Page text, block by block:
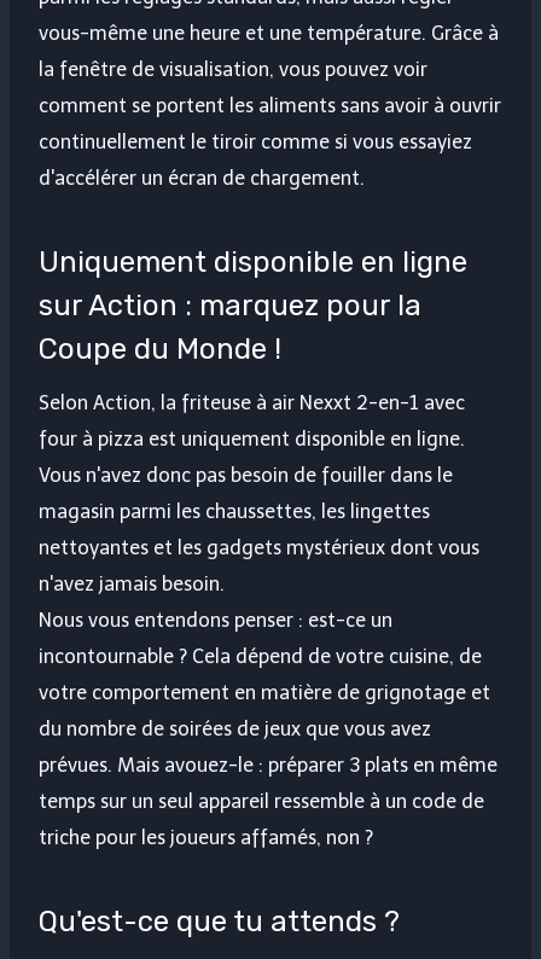
vous-même une heure et une température. Grâce à
la fenêtre de visualisation, vous pouvez voir
comment se portent les aliments sans avoir à ouvrir
continuellement le tiroir comme si vous essayiez
d'accélérer un écran de chargement.
Uniquement disponible en ligne
sur Action : marquez pour la
Coupe du Monde !
Selon Action, la friteuse à air Nexxt 2-en-1 avec
four à pizza est uniquement disponible en ligne.
Vous n'avez donc pas besoin de fouiller dans le
magasin parmi les chaussettes, les lingettes
nettoyantes et les gadgets mystérieux dont vous
n'avez jamais besoin.
Nous vous entendons penser : est-ce un
incontournable ? Cela dépend de votre cuisine, de
votre comportement en matière de grignotage et
du nombre de soirées de jeux que vous avez
prévues. Mais avouez-le : préparer 3 plats en même
temps sur un seul appareil ressemble à un code de
triche pour les joueurs affamés, non ?
Qu'est-ce que tu attends ?